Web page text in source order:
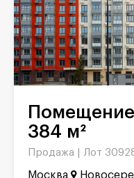
Помещение под сувениры,
384 м²
Продажа | Лот
Москва